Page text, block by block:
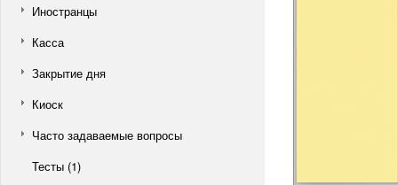
Иностранцы
Касса
Закрытие дня
Киоск
Часто задаваемые вопросы
Тесты (1)